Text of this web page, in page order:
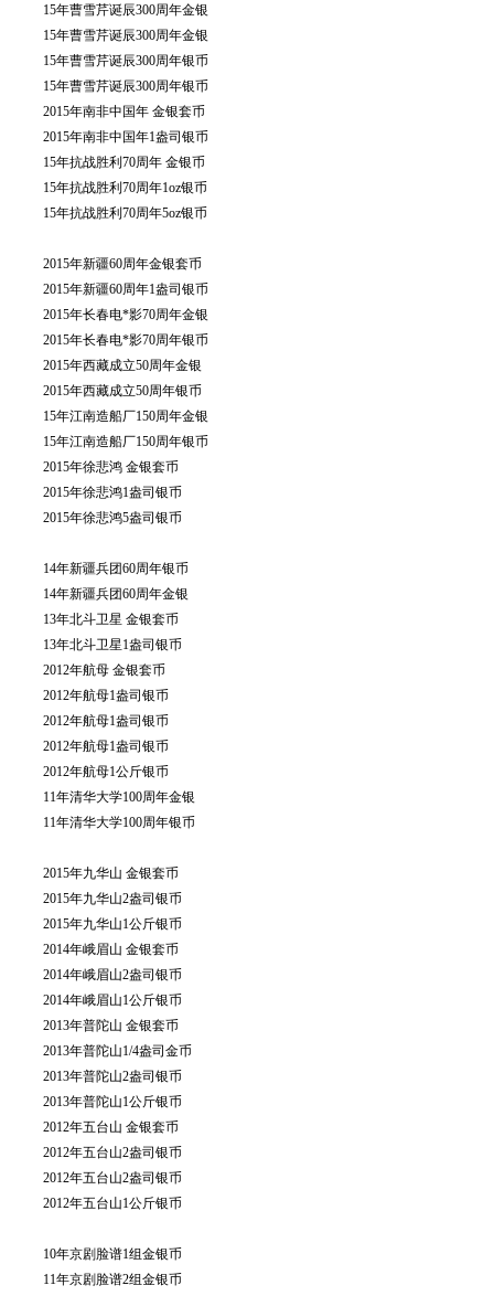
15年曹雪芹诞辰300周年金银
15年曹雪芹诞辰300周年金银
15年曹雪芹诞辰300周年银币
15年曹雪芹诞辰300周年银币
2015年南非中国年 金银套币
2015年南非中国年1盎司银币
15年抗战胜利70周年 金银币
15年抗战胜利70周年1oz银币
15年抗战胜利70周年5oz银币
2015年新疆60周年金银套币
2015年新疆60周年1盎司银币
2015年长春电*影70周年金银
2015年长春电*影70周年银币
2015年西藏成立50周年金银
2015年西藏成立50周年银币
15年江南造船厂150周年金银
15年江南造船厂150周年银币
2015年徐悲鸿 金银套币
2015年徐悲鸿1盎司银币
2015年徐悲鸿5盎司银币
14年新疆兵团60周年银币
14年新疆兵团60周年金银
13年北斗卫星 金银套币
13年北斗卫星1盎司银币
2012年航母 金银套币
2012年航母1盎司银币
2012年航母1盎司银币
2012年航母1盎司银币
2012年航母1公斤银币
11年清华大学100周年金银
11年清华大学100周年银币
2015年九华山 金银套币
2015年九华山2盎司银币
2015年九华山1公斤银币
2014年峨眉山 金银套币
2014年峨眉山2盎司银币
2014年峨眉山1公斤银币
2013年普陀山 金银套币
2013年普陀山1/4盎司金币
2013年普陀山2盎司银币
2013年普陀山1公斤银币
2012年五台山 金银套币
2012年五台山2盎司银币
2012年五台山2盎司银币
2012年五台山1公斤银币
10年京剧脸谱1组金银币
11年京剧脸谱2组金银币